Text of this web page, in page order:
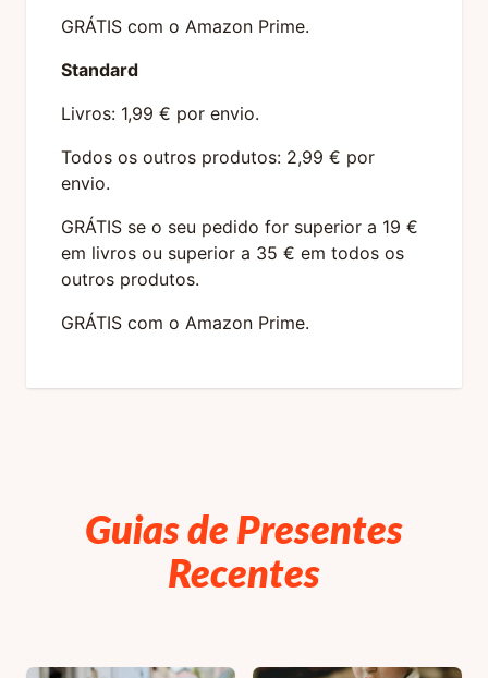
GRÁTIS com o Amazon Prime.
Standard
Livros: 1,99 € por envio.
Todos os outros produtos: 2,99 € por
envio.
GRÁTIS se o seu pedido for superior a 19 €
em livros ou superior a 35 € em todos os
outros produtos.
GRÁTIS com o Amazon Prime.
Guias de Presentes
Recentes